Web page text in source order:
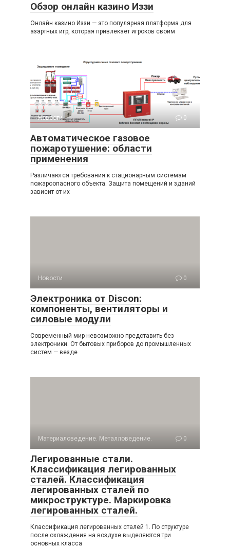
Обзор онлайн казино Иззи
Онлайн казино Иззи — это популярная платформа для
азартных игр, которая привлекает игроков своим
Новости 0
Автоматическое газовое
пожаротушение: области
применения
Различаются требования к стационарным системам
пожароопасного объекта. Защита помещений и зданий
зависит от их
Новости 0
Электроника от Discon:
компоненты, вентиляторы и
силовые модули
Современный мир невозможно представить без
электроники. От бытовых приборов до промышленных
систем — везде
Материаловедение. Металловедение. 0
Легированные стали.
Классификация легированных
сталей. Классификация
легированных сталей по
микроструктуре. Маркировка
легированных сталей.
Классификация легированных сталей 1. По структуре
после охлаждения на воздухе выделяются три
основных класса